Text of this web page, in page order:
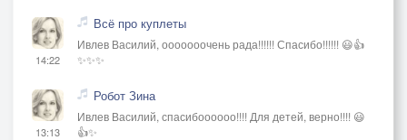
14:22
Всё про куплеты
Ивлев Василий, ооооооочень рада!!!!!! Спасибо!!!!!! 😃👍
✨✨✨
13:13
Робот Зина
Ивлев Василий, спасибоооооо!!!! Для детей, верно!!!! 😃
👍✨